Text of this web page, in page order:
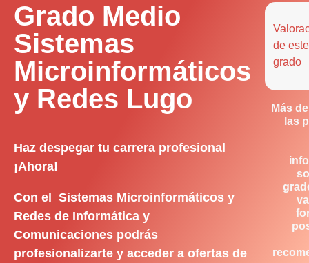
Grado Medio
Sistemas
Microinformáticos
y Redes Lugo
Haz despegar tu carrera profesional
¡Ahora!
Con el Sistemas Microinformáticos y
Redes de Informática y
Comunicaciones podrás
profesionalizarte y acceder a ofertas de
de este
grado
Más
las